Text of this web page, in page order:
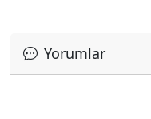
Yorumlar